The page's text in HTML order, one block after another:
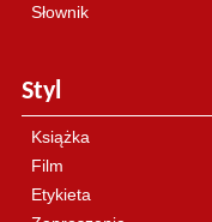
Słownik
Styl
Książka
Film
Etykieta